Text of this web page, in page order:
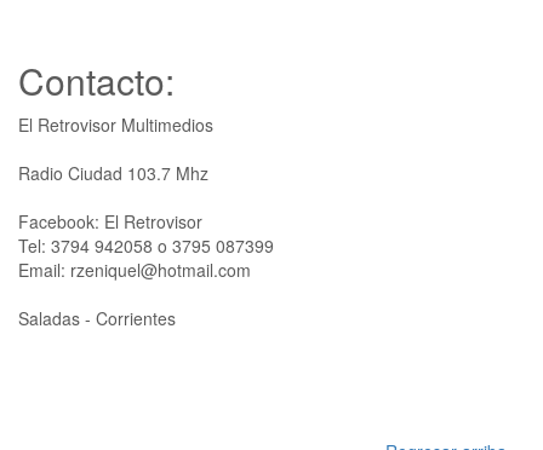
Contacto:
El Retrovisor Multimedios
Radio Ciudad 103.7 Mhz
Facebook: El Retrovisor
Tel: 3794 942058 o 3795 087399
Email: rzeniquel@hotmail.com
Saladas - Corrientes